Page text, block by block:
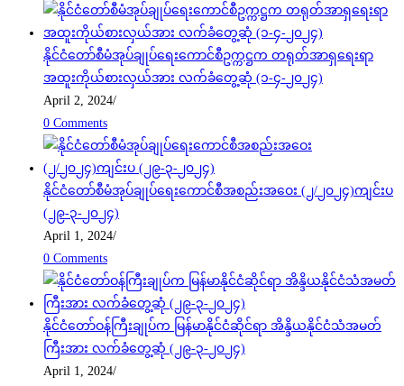
နိုင်ငံတော်စီမံအုပ်ချုပ်ရေးကောင်စီဥက္ကဋ္ဌက တရုတ်အာရှရေးရာ
အထူးကိုယ်စားလှယ်အား လက်ခံတွေ့ဆုံ (၁-၄-၂၀၂၄)
April 2, 2024/
0 Comments
နိုင်ငံတော်စီမံအုပ်ချုပ်ရေးကောင်စီအစည်းအဝေး (၂/၂၀၂၄)ကျင်းပ
(၂၉-၃-၂၀၂၄)
April 1, 2024/
0 Comments
နိုင်ငံတော်ဝန်ကြီးချုပ်က မြန်မာနိုင်ငံဆိုင်ရာ အိန္ဒိယနိုင်ငံသံအမတ်
ကြီးအား လက်ခံတွေ့ဆုံ (၂၉-၃-၂၀၂၄)
April 1, 2024/